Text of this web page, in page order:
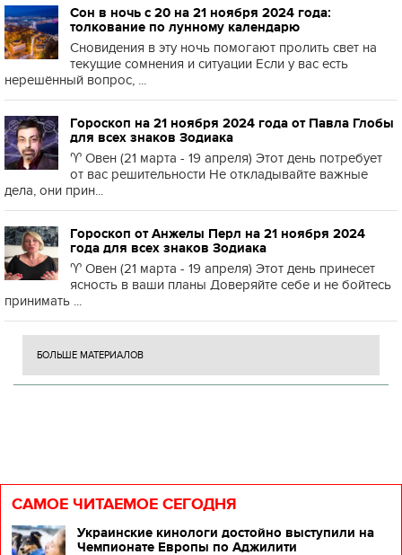
Сон в ночь с 20 на 21 ноября 2024 года:
толкование по лунному календарю
Сновидения в эту ночь помогают пролить свет на
текущие сомнения и ситуации Если у вас есть
нерешённый вопрос, ...
Гороскоп на 21 ноября 2024 года от Павла Глобы
для всех знаков Зодиака
♈️ Овен (21 марта - 19 апреля) Этот день потребует
от вас решительности Не откладывайте важные
дела, они прин...
Гороскоп от Анжелы Перл на 21 ноября 2024
года для всех знаков Зодиака
♈️ Овен (21 марта - 19 апреля) Этот день принесет
ясность в ваши планы Доверяйте себе и не бойтесь
принимать ...
БОЛЬШЕ МАТЕРИАЛОВ
САМОЕ ЧИТАЕМОЕ СЕГОДНЯ
Украинские кинологи достойно выступили на
Чемпионате Европы по Аджилити